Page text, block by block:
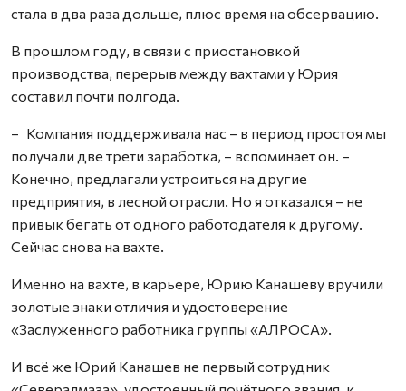
стала в два раза дольше, плюс время на обсервацию.
В прошлом году, в связи с приостановкой
производства, перерыв между вахтами у Юрия
составил почти полгода.
– Компания поддерживала нас – в период простоя мы
получали две трети заработка, – вспоминает он. –
Конечно, предлагали устроиться на другие
предприятия, в лесной отрасли. Но я отказался – не
привык бегать от одного работодателя к другому.
Сейчас снова на вахте.
Именно на вахте, в карьере, Юрию Канашеву вручили
золотые знаки отличия и удостоверение
«Заслуженного работника группы «АЛРОСА».
И всё же Юрий Канашев не первый сотрудник